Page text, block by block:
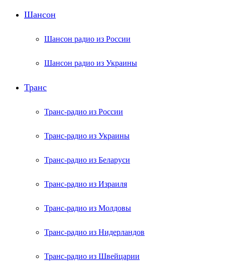
Шансон
Шансон радио из России
Шансон радио из Украины
Транс
Транс-радио из России
Транс-радио из Украины
Транс-радио из Беларуси
Транс-радио из Израиля
Транс-радио из Молдовы
Транс-радио из Нидерландов
Транс-радио из Швейцарии